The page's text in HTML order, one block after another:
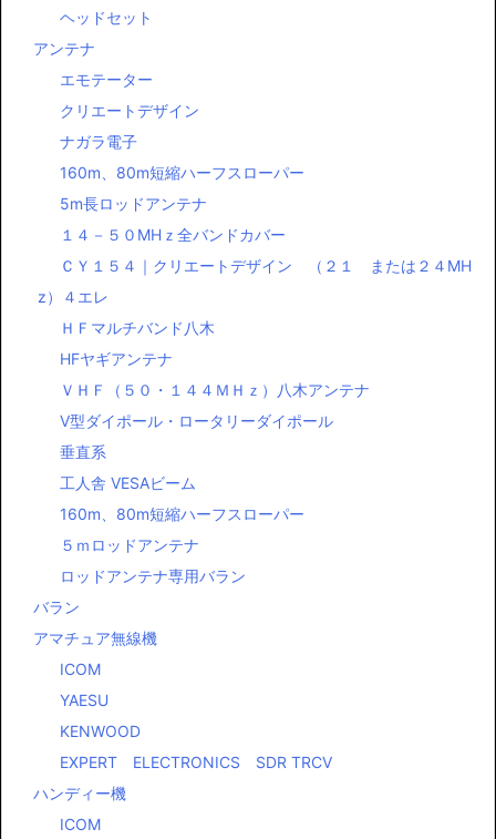
ヘッドセット
アンテナ
エモテーター
クリエートデザイン
ナガラ電子
160m、80m短縮ハーフスローパー
5m長ロッドアンテナ
１４－５０MHｚ全バンドカバー
ＣＹ１５４｜クリエートデザイン （２１ または２４MH
z）４エレ
ＨＦマルチバンド八木
HFヤギアンテナ
ＶＨＦ（５０・１４４ＭＨｚ）八木アンテナ
Ⅴ型ダイポール・ロータリーダイポール
垂直系
工人舎 VESAビーム
160m、80m短縮ハーフスローパー
５ｍロッドアンテナ
ロッドアンテナ専用バラン
バラン
アマチュア無線機
ICOM
YAESU
KENWOOD
EXPERT ELECTRONICS SDR TRCV
ハンディー機
ICOM